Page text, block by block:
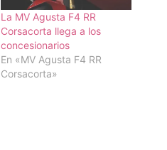
La MV Agusta F4 RR
Corsacorta llega a los
concesionarios
En «MV Agusta F4 RR
Corsacorta»